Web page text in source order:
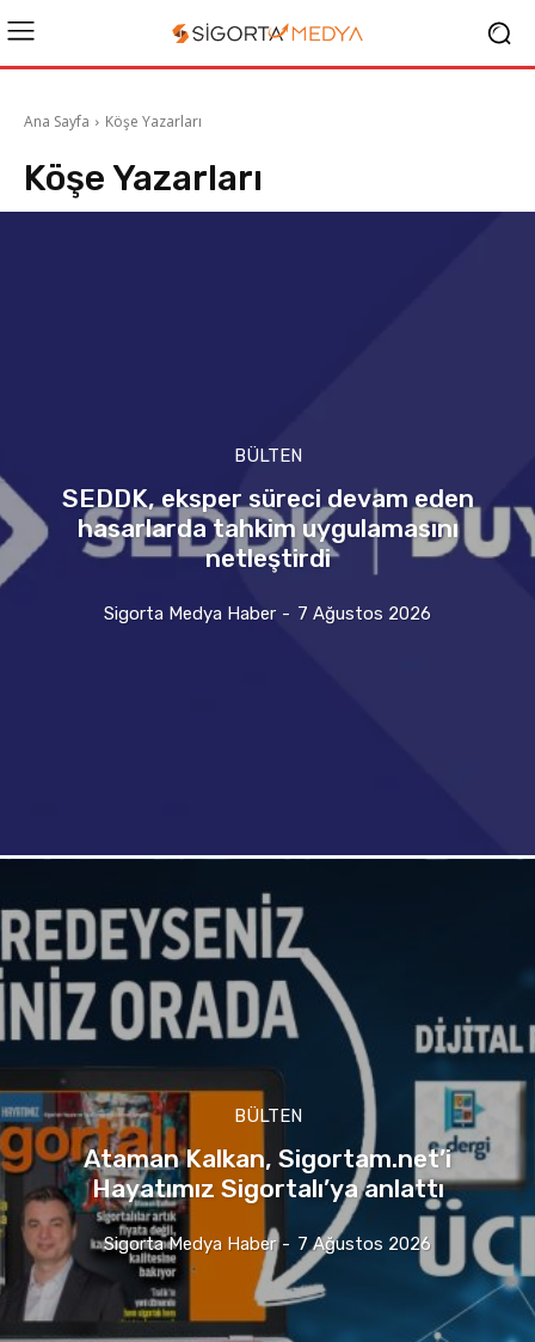
Ana Sayfa Köşe Yazarları
Köşe Yazarları
BÜLTEN
SEDDK, eksper süreci devam eden
hasarlarda tahkim uygulamasını
netleştirdi
Sigorta Medya Haber - 7 Ağustos 2026
BÜLTEN
Ataman Kalkan, Sigortam.net’i
Hayatımız Sigortalı’ya anlattı
Sigorta Medya Haber - 7 Ağustos 2026